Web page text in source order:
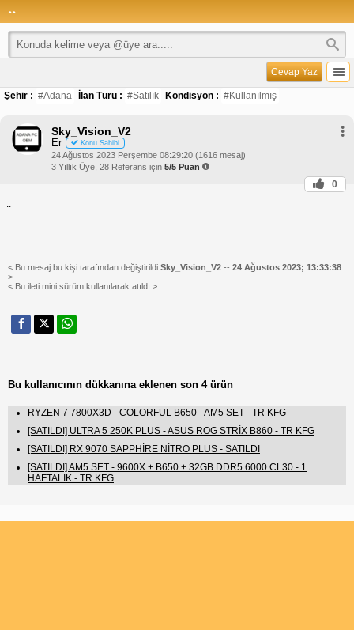
..
Cevap Yaz
Şehir : #Adana İlan Türü : #Satılık Kondisyon : #Kullanılmış
Sky_Vision_V2
Er Konu Sahibi
24 Ağustos 2023 Perşembe 08:29:20 (1616 mesaj)
3 Yıllık Üye, 28 Referans için 5/5 Puan
0
< Bu mesaj bu kişi tarafından değiştirildi Sky_Vision_V2 -- 24 Ağustos 2023; 13:33:38
>
< Bu ileti mini sürüm kullanılarak atıldı >
Bu kullanıcının dükkanına eklenen son 4 ürün
RYZEN 7 7800X3D - COLORFUL B650 - AM5 SET - TR KFG
[SATILDI] ULTRA 5 250K PLUS - ASUS ROG STRİX B860 - TR KFG
[SATILDI] RX 9070 SAPPHİRE NİTRO PLUS - SATILDI
[SATILDI] AM5 SET - 9600X + B650 + 32GB DDR5 6000 CL30 - 1
HAFTALIK - TR KFG